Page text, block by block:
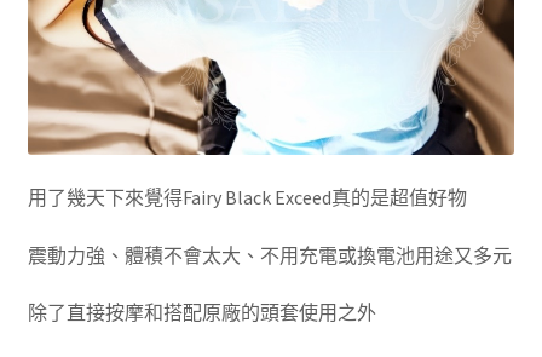
用了幾天下來覺得Fairy Black Exceed真的是超值好物
震動力強、體積不會太大、不用充電或換電池用途又多元
除了直接按摩和搭配原廠的頭套使用之外